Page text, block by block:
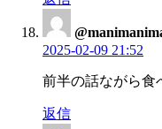
2025-02-09 21:52
前半の話ながら食
返信